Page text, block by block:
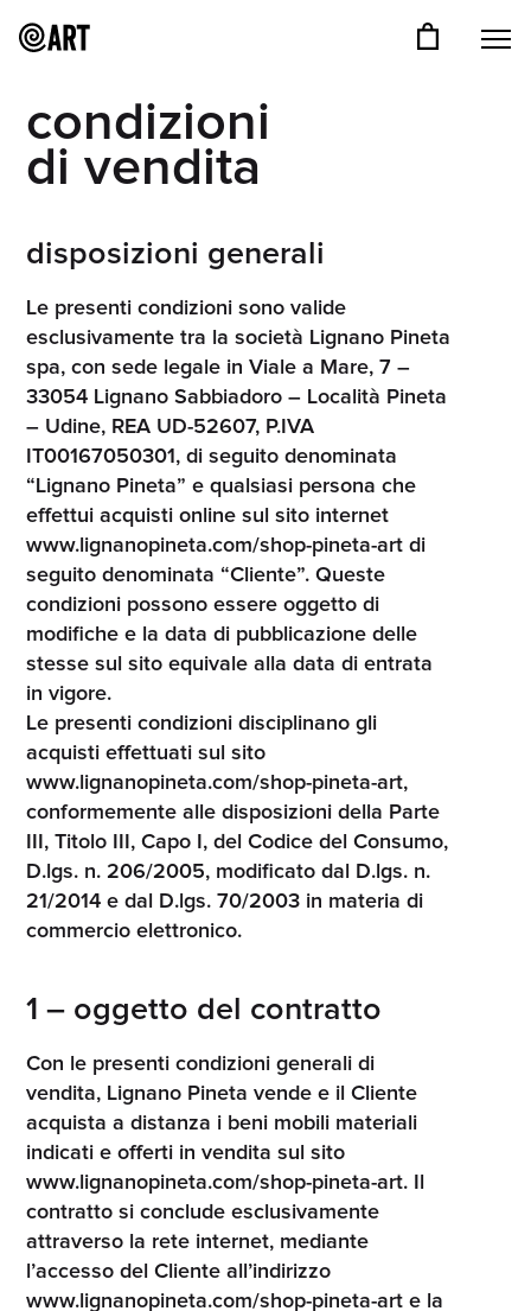
condizioni
di vendita
disposizioni generali
Le presenti condizioni sono valide
esclusivamente tra la società Lignano Pineta
spa, con sede legale in Viale a Mare, 7 –
33054 Lignano Sabbiadoro – Località Pineta
– Udine, REA UD-52607, P.IVA
IT00167050301, di seguito denominata
“Lignano Pineta” e qualsiasi persona che
effettui acquisti online sul sito internet
www.lignanopineta.com/shop-pineta-art di
seguito denominata “Cliente”. Queste
condizioni possono essere oggetto di
modifiche e la data di pubblicazione delle
stesse sul sito equivale alla data di entrata
in vigore.
Le presenti condizioni disciplinano gli
acquisti effettuati sul sito
www.lignanopineta.com/shop-pineta-art,
conformemente alle disposizioni della Parte
III, Titolo III, Capo I, del Codice del Consumo,
D.lgs. n. 206/2005, modificato dal D.lgs. n.
21/2014 e dal D.lgs. 70/2003 in materia di
commercio elettronico.
1 – oggetto del contratto
Con le presenti condizioni generali di
vendita, Lignano Pineta vende e il Cliente
acquista a distanza i beni mobili materiali
indicati e offerti in vendita sul sito
www.lignanopineta.com/shop-pineta-art. Il
contratto si conclude esclusivamente
attraverso la rete internet, mediante
l’accesso del Cliente all’indirizzo
www.lignanopineta.com/shop-pineta-art e la